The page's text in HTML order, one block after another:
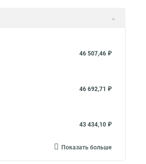
46 507,46 ₽
46 692,71 ₽
43 434,10 ₽
Показать больше